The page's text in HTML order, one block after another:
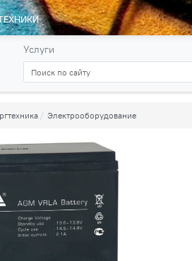
Услуги
Электрооборудование